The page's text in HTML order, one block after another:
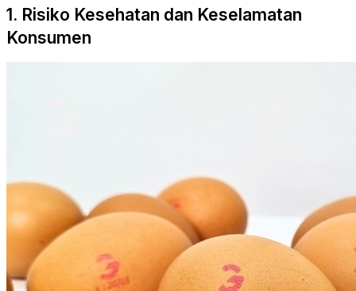
1. Risiko Kesehatan dan Keselamatan
Konsumen